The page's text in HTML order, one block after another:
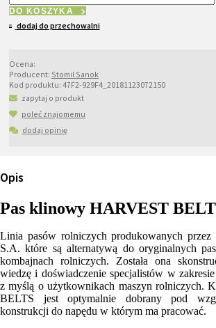
DO KOSZYKA
dodaj do przechowalni
Ocena:
Producent: Stomil Sanok
Kod produktu: 47F2-929F4_20181123072150
zapytaj o produkt
poleć znajomemu
dodaj opinię
Opis
Pas klinowy HARVEST
Linia pasów rolniczych produkowanych
S.A. które są alternatywą do oryginalnych
kombajnach rolniczych. Została ona
wiedzę i doświadczenie specjalistów w
z myślą o użytkownikach maszyn rolniczych.
BELTS jest optymalnie dobrany pod
konstrukcji do napędu w którym ma pracować.